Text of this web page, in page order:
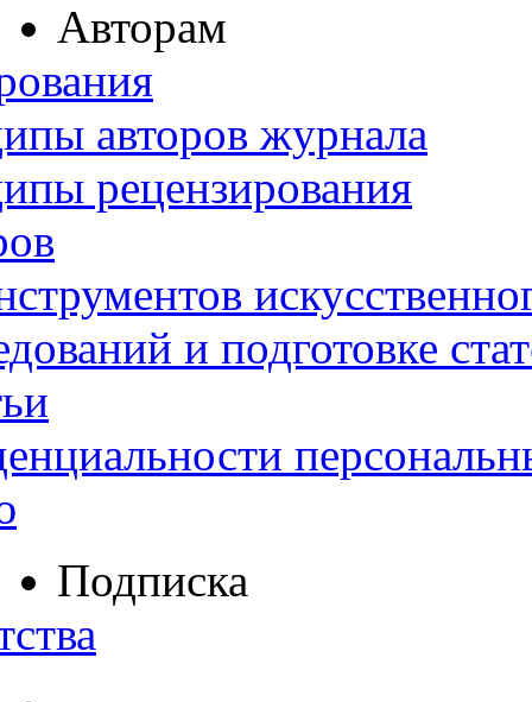
Авторам
авторов журнала
рецензирования
и подготовке
Подписка